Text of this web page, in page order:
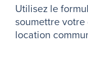
Utilisez le
soumettre
location